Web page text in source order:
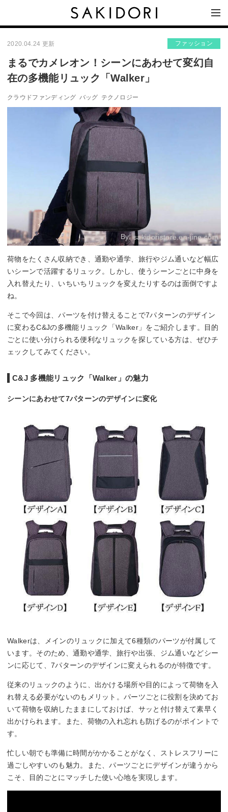
2020.04.24 更新 ファッション
まるでカメレオン！シーンにあわせて変幻自
在の多機能リュック「Walker」
クラウドファンディング バッグ テクノロジー
By: sakidoristore.en-jine.com
荷物をたくさん収納でき、通勤や通学、旅行やジム通いなど幅広
いシーンで活躍するリュック。しかし、使うシーンごとに中身を
入れ替えたり、いちいちリュックを変えたりするのは面倒ですよ
ね。
そこで今回は、パーツを付け替えることで7パターンのデザイン
に変わるC&Jの多機能リュック「Walker」をご紹介します。目的
ごとに使い分けられる便利なリュックを探している方は、ぜひチ
ェックしてみてください。
C&J 多機能リュック「Walker」の魅力
シーンにあわせて7パターンのデザインに変化
Walkerは、メインのリュックに加えて6種類のパーツが付属して
います。そのため、通勤や通学、旅行や出張、ジム通いなどシー
ンに応じて、7パターンのデザインに変えられるのが特徴です。
従来のリュックのように、出かける場所や目的によって荷物を入
れ替える必要がないのもメリット。パーツごとに役割を決めてお
いて荷物を収納したままにしておけば、サッと付け替えて素早く
出かけられます。また、荷物の入れ忘れも防げるのがポイントで
す。
忙しい朝でも準備に時間がかかることがなく、ストレスフリーに
過ごしやすいのも魅力。また、パーツごとにデザインが違うから
こそ、目的ごとにマッチした使い心地を実現します。